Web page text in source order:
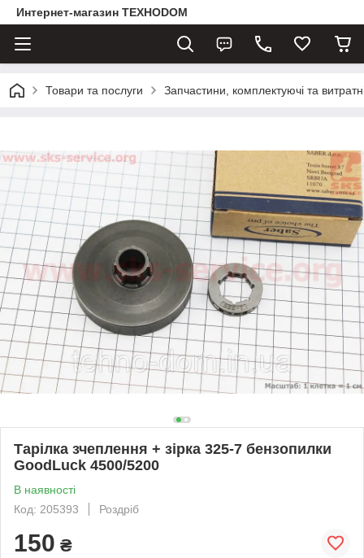
Интернет-магазин ТЕХНОDOM
Товари та послуги Запчастини, комплектуючі та
Тарілка зчеплення + зірка 325-7 бензопилки
GoodLuck 4500/5200
В наявності
Код: 205393
Роздріб
150 ₴